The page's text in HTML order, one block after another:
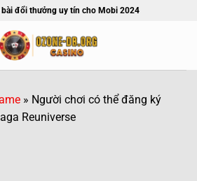
bài đổi thưởng uy tín cho Mobi 2024
» Người chơi có thể đăng ký
Reuniverse